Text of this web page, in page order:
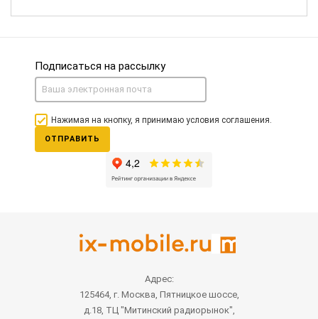
Подписаться на рассылку
Нажимая на кнопку, я принимаю условия соглашения.
ОТПРАВИТЬ
Адрес:
125464, г. Москва, Пятницкое шоссе,
д.18, ТЦ "Митинский радиорынок",